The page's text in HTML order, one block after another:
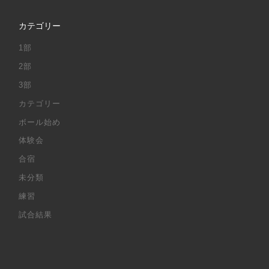
カテゴリー
1部
2部
3部
カテゴリー
ボール始め
体験会
合宿
未分類
練習
試合結果